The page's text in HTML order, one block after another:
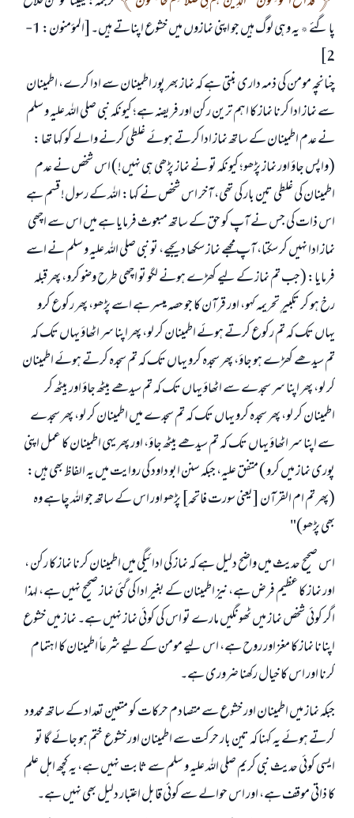
پا گئے ٭ یہ وہی لوگ ہیں جو اپنی نمازوں میں خشوع اپناتے ہیں۔[المؤمنون: 1-
2]
چنانچہ مومن کی ذمہ داری بنتی ہے کہ نماز بھر پور اطمینان سے ادا کرے، اطمینان
سے نماز ادا کرنا نماز کا اہم ترین رکن اور فریضہ ہے؛ کیونکہ نبی صلی اللہ علیہ و سلم
نے عدم اطمینان کے ساتھ نماز ادا کرتے ہوئے غلطی کرنے والے کو کہا تھا :
(واپس جاؤ اور نماز پڑھو؛ کیونکہ تو نے نماز پڑھی ہی نہیں!) اس شخص نے عدم
اطمینان کی غلطی تین بار کی تھی، آخر اس شخص نے کہا: اللہ کے رسول! قسم ہے
اس ذات کی جس نے آپ کو حق کے ساتھ مبعوث فرمایا ہے میں اس سے اچھی
نماز ادا نہیں کر سکتا، آپ مجھے نماز سکھا دیجیے، تو نبی صلی اللہ علیہ و سلم نے اسے
فرمایا: (جب تم نماز کے لیے کھڑے ہونے لگو تو اچھی طرح وضو کرو، پھر قبلہ
رخ ہو کر تکبیرِ تحریمہ کہو، اور قرآن کا جو حصہ میسر ہے اسے پڑھو، پھر رکوع کرو
یہاں تک کہ تم رکوع کرتے ہوئے اطمینان کر لو، پھر اپنا سر اٹھاؤ یہاں تک کہ
تم سیدھے کھڑے ہو جاؤ، پھر سجدہ کرو یہاں تک کہ تم سجدہ کرتے ہوئے اطمینان
کر لو، پھر اپنا سر سجدے سے اٹھاؤ یہاں تک کہ تم سیدھے بیٹھ جاؤ اور بیٹھ کر
اطمینان کر لو، پھر سجدہ کرو یہاں تک کہ تم سجدے میں اطمینان کر لو، پھر سجدے
سے اپنا سر اٹھاؤ یہاں تک کہ تم سیدھے بیٹھ جاؤ، اور پھر یہی اطمینان کا عمل اپنی
پوری نماز میں کرو ) متفق علیہ، جبکہ سنن ابو داود کی روایت میں یہ الفاظ بھی ہیں:
(پھر تم ام القرآن [یعنی سورت فاتحہ] پڑھو اور اس کے ساتھ جو اللہ چاہے وہ
بھی پڑھو)"
اس صحیح حدیث میں واضح دلیل ہے کہ نماز کی ادائیگی میں اطمینان کرنا نماز کا رکن ،
اور نماز کا عظیم فرض ہے، نیز اطمینان کے بغیر ادا کی گئی نماز صحیح نہیں ہے، لہذا
اگر کوئی شخص نماز میں ٹھونگیں مارے تو اس کی کوئی نماز نہیں ہے۔ نماز میں خشوع
اپنانا نماز کا مغز اور روح ہے، اس لیے مومن کے لیے شرعاً اطمینان کا اہتمام
کرنا اور اس کا خیال رکھنا ضروری ہے۔
جبکہ نماز میں اطمینان اور خشوع سے متصادم حرکات کو متعین تعداد کے ساتھ محدود
کرتے ہوئے یہ کہنا کہ تین بار حرکت سے اطمینان اور خشوع ختم ہو جائے گا تو
ایسی کوئی حدیث نبی کریم صلی اللہ علیہ و سلم سے ثابت نہیں ہے، یہ کچھ اہل علم
کا ذاتی موقف ہے، اور اس حوالے سے کوئی قابل اعتبار دلیل بھی نہیں ہے۔